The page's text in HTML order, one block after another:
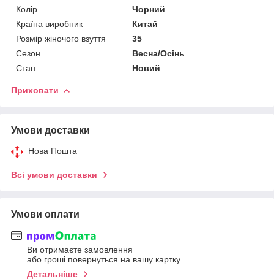
Колір
Чорний
Країна виробник
Китай
Розмір жіночого взуття
35
Сезон
Весна/Осінь
Стан
Новий
Приховати
Умови доставки
Нова Пошта
Всі умови доставки
Умови оплати
Ви отримаєте замовлення
або гроші повернуться на вашу картку
Детальніше